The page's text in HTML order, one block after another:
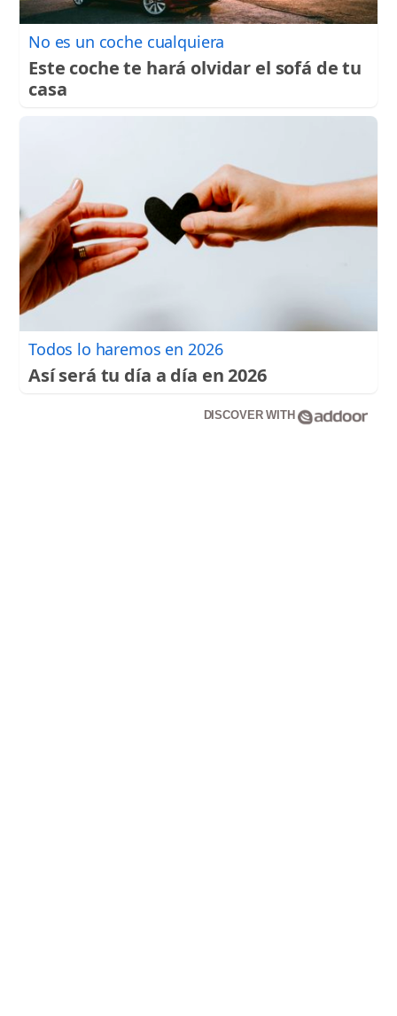
No es un coche cualquiera
Este coche te hará olvidar el sofá de tu
casa
Todos lo haremos en 2026
Así será tu día a día en 2026
DISCOVER WITH